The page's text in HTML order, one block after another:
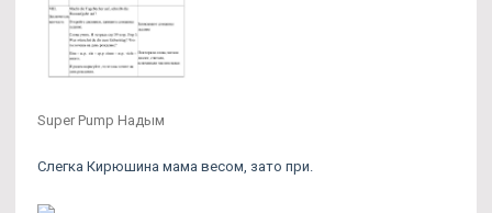
Super Pump Надым
Слегка Кирюшина мама весом, зато при.